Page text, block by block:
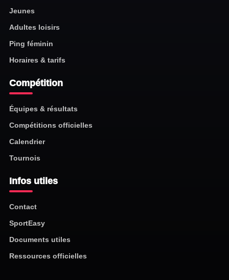
Jeunes
Adultes loisirs
Ping féminin
Horaires & tarifs
Compétition
Équipes & résultats
Compétitions officielles
Calendrier
Tournois
Infos utiles
Contact
SportEasy
Documents utiles
Ressources officielles